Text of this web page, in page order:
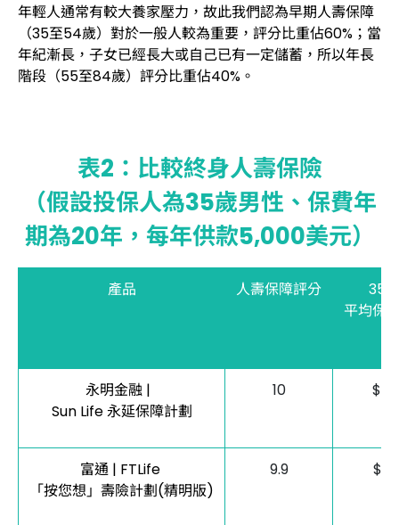
年輕人通常有較大養家壓力，故此我們認為早期人壽保障
（35至54歲）對於一般人較為重要，評分比重佔60%；當
年紀漸長，子女已經長大或自己已有一定儲蓄，所以年長
階段（55至84歲）評分比重佔40%。
表2：比較終身人壽保險
（假設投保人為35歲男性、保費年
期為20年，每年供款5,000美元）
產品 人壽保障評分
35
平均保
永明金融 |
Sun Life 永延保障計劃
10
富通 | FTLife
「按您想」壽險計劃(精明版)
9.9